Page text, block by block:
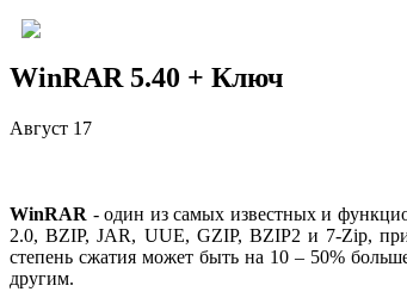
WinRAR 5.40 + Ключ
Август 17
WinRAR - один из самых известных и
2.0, BZIP, JAR, UUE, GZIP, BZIP2 и 7-Zip,
степень сжатия может быть на 10 – 50%
другим.